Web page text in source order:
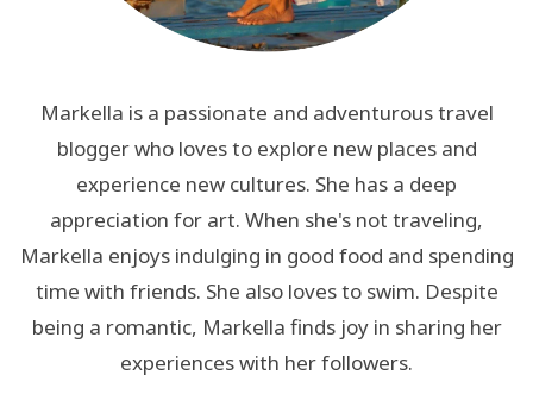
Markella is a passionate and adventurous travel
blogger who loves to explore new places and
experience new cultures. She has a deep
appreciation for art. When she's not traveling,
Markella enjoys indulging in good food and spending
time with friends. She also loves to swim. Despite
being a romantic, Markella finds joy in sharing her
experiences with her followers.